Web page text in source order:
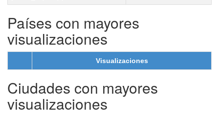
Países con mayores
visualizaciones
Visualizaciones
Ciudades con mayores
visualizaciones